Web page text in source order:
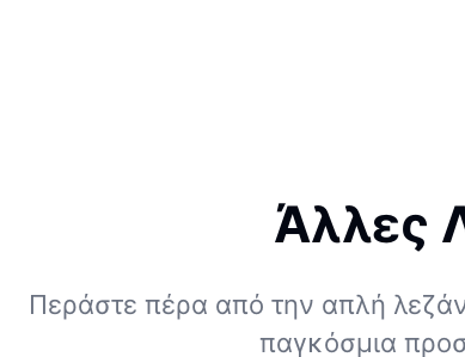
Άλλες
Περάστε πέρα από την απλή
παγκόσμια